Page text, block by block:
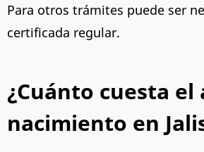
Para otros trámites puede ser
certificada regular.
¿Cuánto cuesta el
nacimiento en